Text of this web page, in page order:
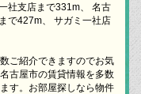
社支店まで331m、 名古
で427m、 サガミ一社店
ご紹介できますのでお気
古屋市の賃貸情報を多数
す。お部屋探しなら物件